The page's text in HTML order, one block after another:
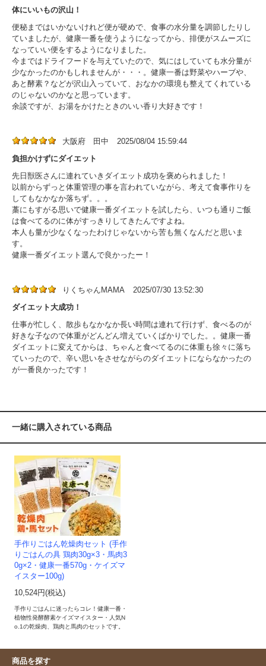
体にいいもの沢山！
便秘まではいかないけれど便が硬めで、食事の水分量を調節したりし
ていましたが、健康一番を使うようになってから、排便がスムーズに
なっていい便をするようになりました。
今まではドライフードを与えていたので、気にはしていても水分量が
少なかったのかもしれませんが・・・。健康一番は野菜やハーブや、
あと酵素？などが沢山入っていて、おなかの環境も整えてくれている
のじゃないのかなと思っています。
余談ですが、お湯をかけたときのいい香り大好きです！
大阪府 田中
2025/08/04 15:59:44
負担かけずにダイエット
先日獣医さんに連れていきダイエット成功を褒められました！
以前からずっと体重管理の事を言われていながら、考えて食事作りを
してもなかなか落ちず。。。
藁にもすがる思いで健康一番ダイエットを試したら、いつも通りご飯
は食べてるのに体がすっきりしてきたんですよね。
本人も量が少なくなったわけじゃないから苦も無くなんだと思いま
す。
健康一番ダイエット選んで良かったー！
りくちゃんMAMA
2025/07/30 13:52:30
ダイエット大成功！
仕事が忙しく、散歩もなかなか長い時間は連れて行けず、食べるのが
好きな子なので体重がどんどん増えていくばかりでした。。健康一番
ダイエットに変えてからは、ちゃんと食べてるのに体重も徐々に落ち
ていったので、辛い思いをさせながらのダイエットにならなかったの
が一番良かったです！
一緒に購入されている商品
手作りごはん乾燥肉セット (手作
りごはんの具 鶏肉30g×3・馬肉3
0g×2・健康一番570g・ケイズマ
イスター100g)
10,524円(税込)
手作りごはんに迷ったらコレ！健康一番・
植物性発酵酵素ケイズマイスター・人気N
o.1の乾燥肉、鶏肉と馬肉のセットです。
商品を探す